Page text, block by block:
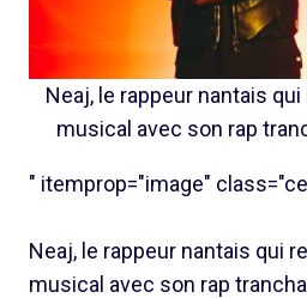
Neaj, le rappeur nantais
musical avec son rap
" itemprop="image"
Neaj, le rappeur nantais qui
musical avec son rap